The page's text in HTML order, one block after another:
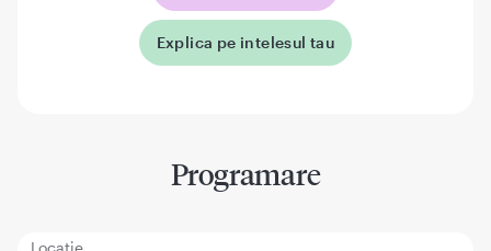
Explica pe intelesul tau
Programare
Locatie